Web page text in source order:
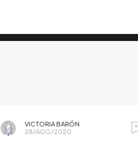
VICTORIA BARÓN
28/AGO/2020